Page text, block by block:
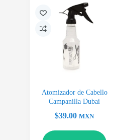
Atomizador de Cabello
Campanilla Dubai
$39.00 MXN